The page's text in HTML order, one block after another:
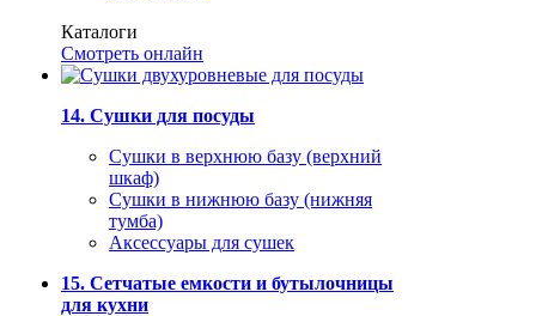
Каталоги
Смотреть онлайн
14. Сушки для посуды
Сушки в верхнюю базу (верхний
шкаф)
Сушки в нижнюю базу (нижняя
тумба)
Аксессуары для сушек
15. Сетчатые емкости и бутылочницы
для кухни